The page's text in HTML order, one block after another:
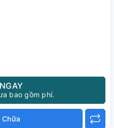
bao gồm phí.
Chữa